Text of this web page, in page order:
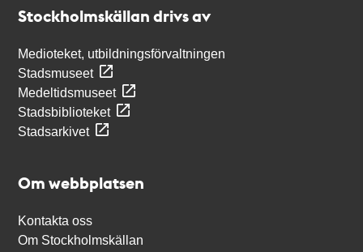
Stockholmskällan drivs av
Medioteket, utbildningsförvaltningen
Stadsmuseet
Medeltidsmuseet
Stadsbiblioteket
Stadsarkivet
Om webbplatsen
Kontakta oss
Om Stockholmskällan